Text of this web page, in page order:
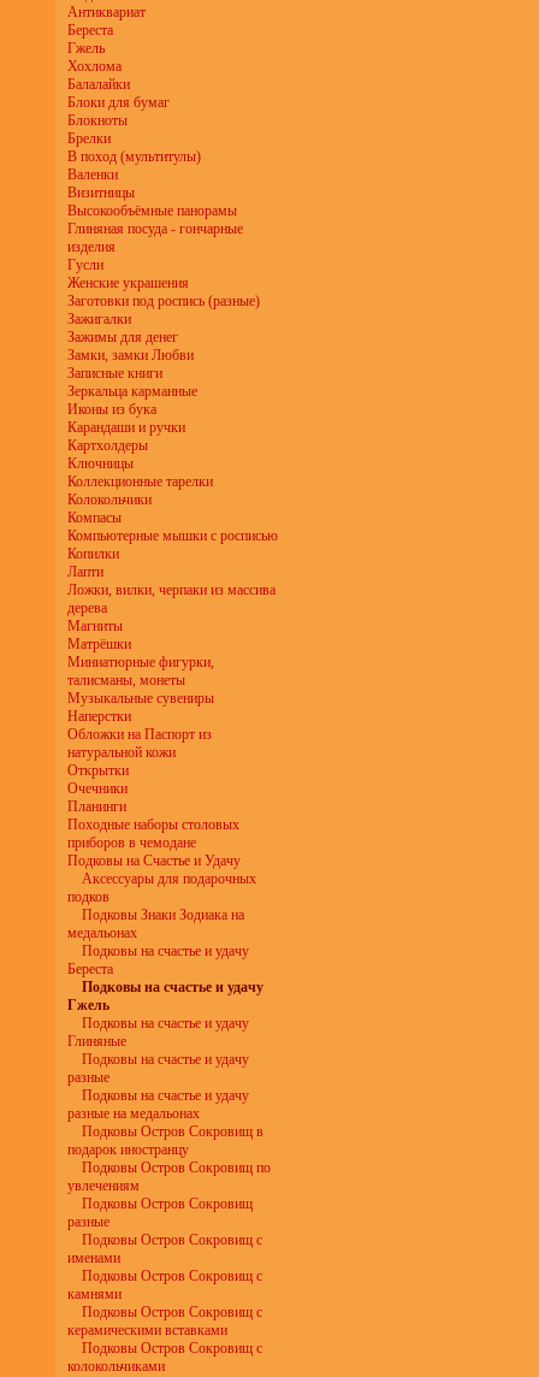
Антиквариат
Береста
Гжель
Хохлома
Балалайки
Блоки для бумаг
Блокноты
Брелки
В поход (мультитулы)
Валенки
Визитницы
Высокообъёмные панорамы
Глиняная посуда - гончарные
изделия
Гусли
Женские украшения
Заготовки под роспись (разные)
Зажигалки
Зажимы для денег
Замки, замки Любви
Записные книги
Зеркальца карманные
Иконы из бука
Карандаши и ручки
Картхолдеры
Ключницы
Коллекционные тарелки
Колокольчики
Компасы
Компьютерные мышки с росписью
Копилки
Лапти
Ложки, вилки, черпаки из массива
дерева
Магниты
Матрёшки
Миниатюрные фигурки,
талисманы, монеты
Музыкальные сувениры
Наперстки
Обложки на Паспорт из
натуральной кожи
Открытки
Очечники
Планинги
Походные наборы столовых
приборов в чемодане
Подковы на Счастье и Удачу
Аксессуары для подарочных
подков
Подковы Знаки Зодиака на
медальонах
Подковы на счастье и удачу
Береста
Подковы на счастье и удачу
Гжель
Подковы на счастье и удачу
Глиняные
Подковы на счастье и удачу
разные
Подковы на счастье и удачу
разные на медальонах
Подковы Остров Сокровищ в
подарок иностранцу
Подковы Остров Сокровищ по
увлечениям
Подковы Остров Сокровищ
разные
Подковы Остров Сокровищ с
именами
Подковы Остров Сокровищ с
камнями
Подковы Остров Сокровищ с
керамическими вставками
Подковы Остров Сокровищ с
колокольчиками